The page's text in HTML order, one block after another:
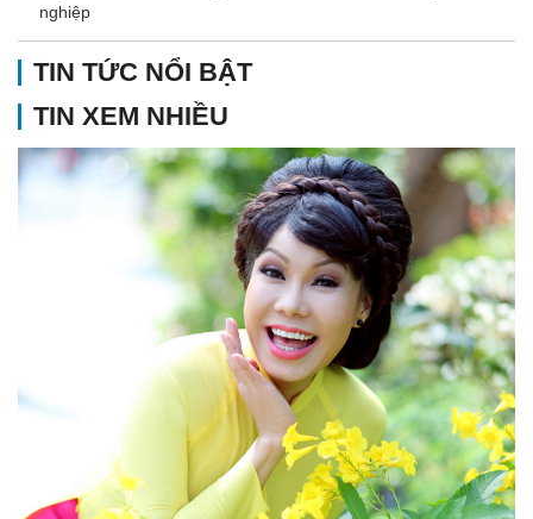
nghiệp
TIN TỨC NỔI BẬT
TIN XEM NHIỀU